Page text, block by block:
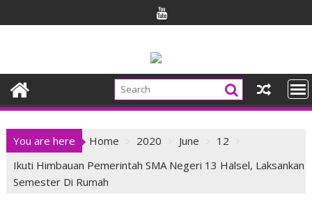
to
You are here Home 2020 June
12
Ikuti Himbauan Pemerintah SMA Negeri 13 Halsel, Laksankan
Semester Di Rumah